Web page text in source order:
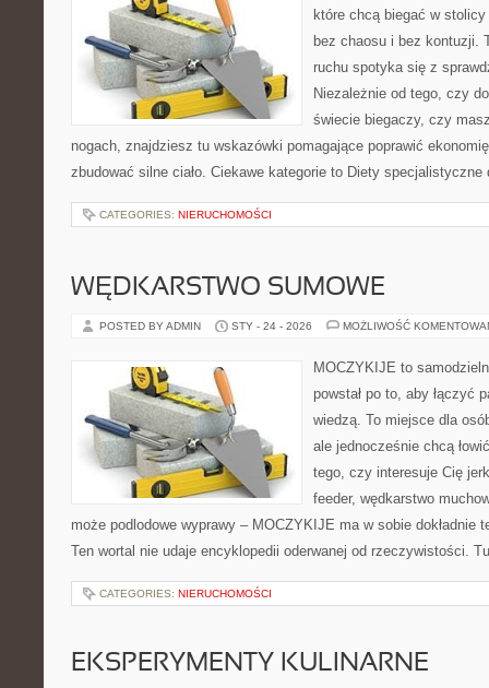
które chcą biegać w
bez chaosu i bez kontuzji.
ruchu spotyka się z
Niezależnie od tego, czy
świecie biegaczy, czy
nogach, znajdziesz tu wskazówki pomagające poprawić
zbudować silne ciało. Ciekawe kategorie to Diety
CATEGORIES: NIERUCHOMOŚCI
WĘDKARSTWO SUMOWE
POSTED BY ADMIN STY - 24 - 2026 MOŻLIWOŚĆ
MOCZYKIJE to
powstał po to, aby łączyć
wiedzą. To miejsce dla
ale jednocześnie chcą
tego, czy interesuje Cię
feeder, wędkarstwo
może podlodowe wyprawy – MOCZYKIJE ma w sobie dokładnie
Ten wortal nie udaje encyklopedii oderwanej od rzeczywistości.
CATEGORIES: NIERUCHOMOŚCI
EKSPERYMENTY KULINARNE